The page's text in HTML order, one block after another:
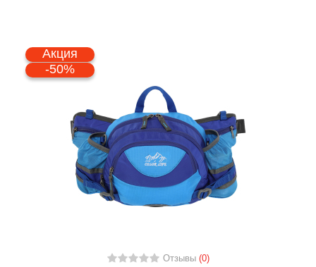
Акция
-50%
Отзывы (0)